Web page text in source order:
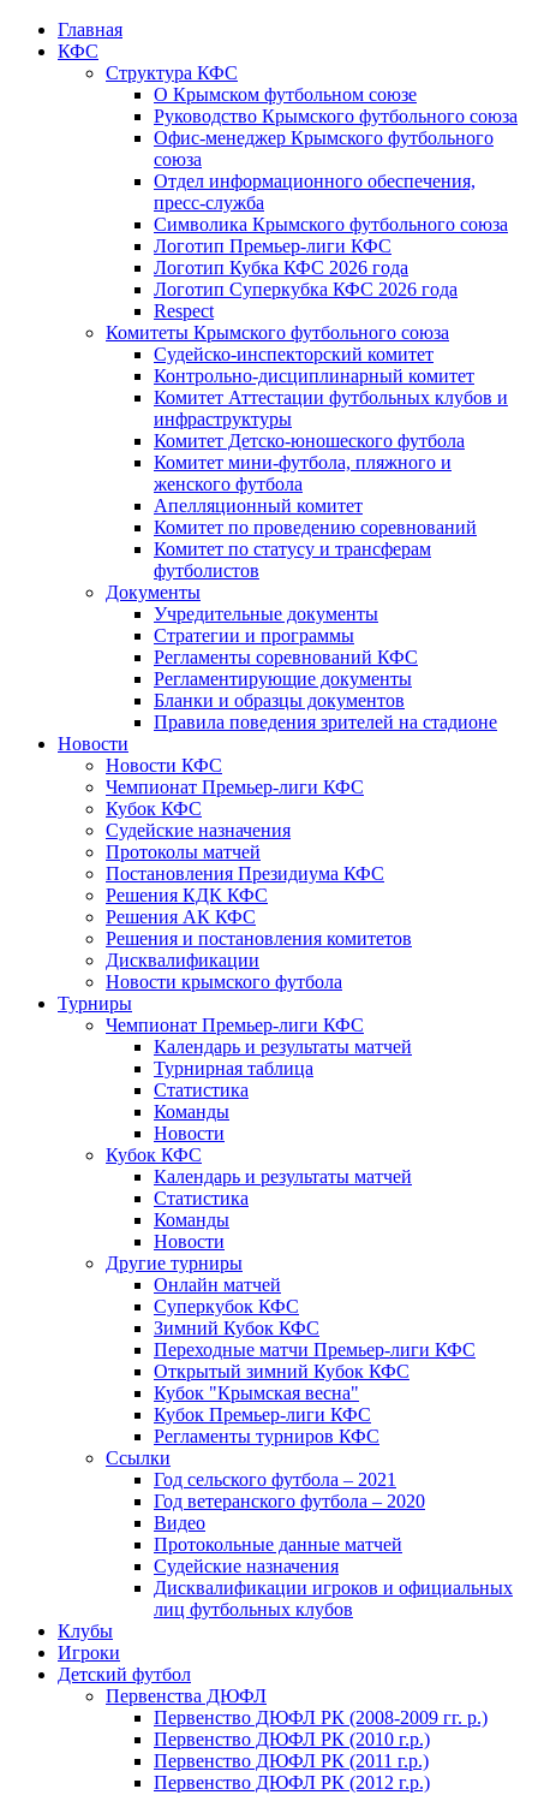
Главная
КФС
Структура КФС
О Крымском футбольном союзе
Руководство Крымского футбольного союза
Офис-менеджер Крымского футбольного
союза
Отдел информационного обеспечения,
пресс-служба
Символика Крымского футбольного союза
Логотип Премьер-лиги КФС
Логотип Кубка КФС 2026 года
Логотип Суперкубка КФС 2026 года
Respect
Комитеты Крымского футбольного союза
Судейско-инспекторский комитет
Контрольно-дисциплинарный комитет
Комитет Аттестации футбольных клубов и
инфраструктуры
Комитет Детско-юношеского футбола
Комитет мини-футбола, пляжного и
женского футбола
Апелляционный комитет
Комитет по проведению соревнований
Комитет по статусу и трансферам
футболистов
Документы
Учредительные документы
Стратегии и программы
Регламенты соревнований КФС
Регламентирующие документы
Бланки и образцы документов
Правила поведения зрителей на стадионе
Новости
Новости КФС
Чемпионат Премьер-лиги КФС
Кубок КФС
Судейские назначения
Протоколы матчей
Постановления Президиума КФС
Решения КДК КФС
Решения АК КФС
Решения и постановления комитетов
Дисквалификации
Новости крымского футбола
Турниры
Чемпионат Премьер-лиги КФС
Календарь и результаты матчей
Турнирная таблица
Статистика
Команды
Новости
Кубок КФС
Календарь и результаты матчей
Статистика
Команды
Новости
Другие турниры
Онлайн матчей
Суперкубок КФС
Зимний Кубок КФС
Переходные матчи Премьер-лиги КФС
Открытый зимний Кубок КФС
Кубок "Крымская весна"
Кубок Премьер-лиги КФС
Регламенты турниров КФС
Ссылки
Год сельского футбола – 2021
Год ветеранского футбола – 2020
Видео
Протокольные данные матчей
Судейские назначения
Дисквалификации игроков и официальных
лиц футбольных клубов
Клубы
Игроки
Детский футбол
Первенства ДЮФЛ
Первенство ДЮФЛ РК (2008-2009 гг. р.)
Первенство ДЮФЛ РК (2010 г.р.)
Первенство ДЮФЛ РК (2011 г.р.)
Первенство ДЮФЛ РК (2012 г.р.)